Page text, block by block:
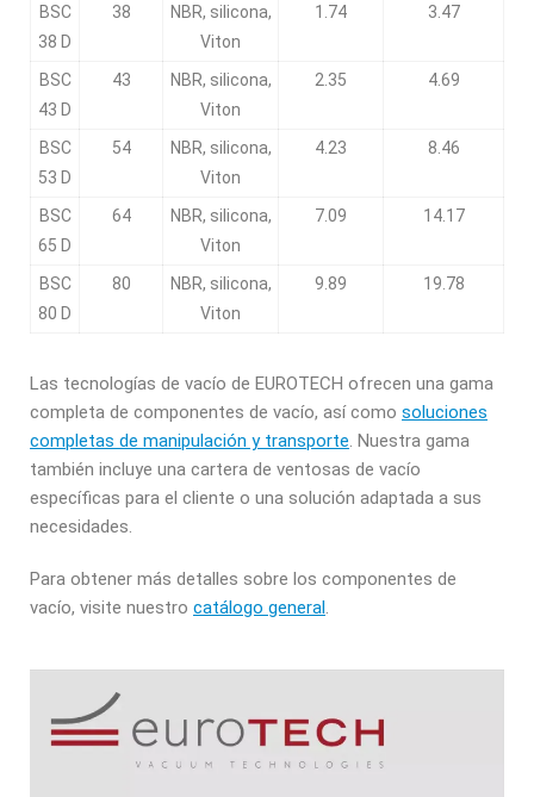
BSC
38 D
38
NBR, silicona,
Viton
1.74 3.47
BSC
43 D
43
NBR, silicona,
Viton
2.35 4.69
BSC
53 D
54
NBR, silicona,
Viton
4.23 8.46
BSC
65 D
64
NBR, silicona,
Viton
7.09 14.17
BSC
80 D
80
NBR, silicona,
Viton
9.89 19.78
Las tecnologías de vacío de EUROTECH ofrecen una gama
completa de componentes de vacío, así como soluciones
completas de manipulación y transporte. Nuestra gama
también incluye una cartera de ventosas de vacío
específicas para el cliente o una solución adaptada a sus
necesidades.
Para obtener más detalles sobre los componentes de
vacío, visite nuestro catálogo general.